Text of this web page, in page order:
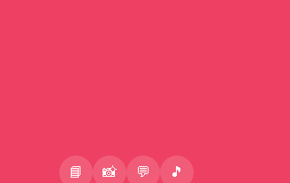
📘 📸 💬 🎵